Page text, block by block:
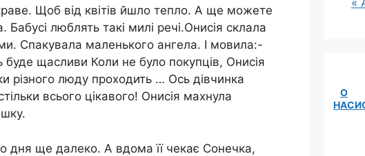
Щоб від квітів йшло тепло. А ще можете
люблять такі милі речі.Онисія склала
Спакувала маленького ангела. І мовила:-
буде щасливи Коли не було покупців, Онисія
різного люду проходить … Ось дівчинка
всього цікавого! Онисія махнула
дня ще далеко. А вдома її чекає Сонечка,
О
НАС